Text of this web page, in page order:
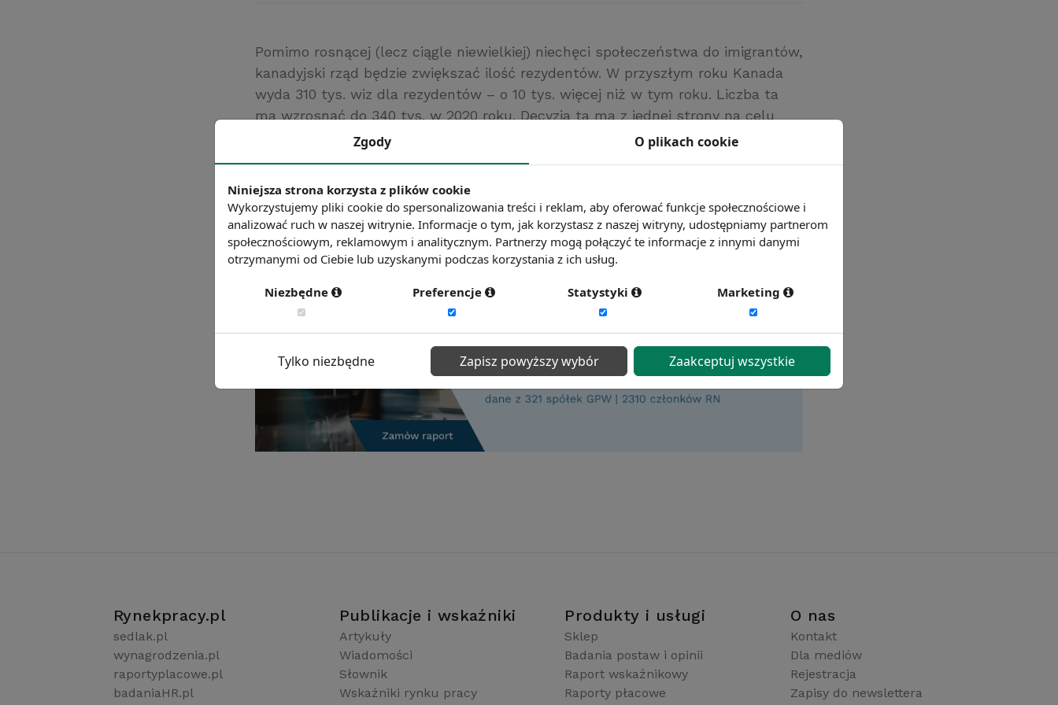
Pomimo rosnącej (lecz ciągle niewielkiej) niechęci społeczeństwa do imigrantów,
kanadyjski rząd będzie zwiększać ilość rezydentów. W przyszłym roku Kanada
wyda 310 tys. wiz dla rezydentów – o 10 tys. więcej niż w tym roku. Liczba ta
ma wzrosnąć do 340 tys. w 2020 roku. Decyzja ta ma z jednej strony na celu
zaspokojenie potrzeb rynku pracy, z drugiej zaś ma ograniczyć proceder
Chcesz wiedzieć więcej?Zobacz więcej wiadomości
Rynekpracy.pl
sedlak.pl
wynagrodzenia.pl
raportyplacowe.pl
badaniaHR.pl
Publikacje i wskaźniki
Artykuły
Wiadomości
Słownik
Wskaźniki rynku pracy
Produkty i usługi
Sklep
Badania postaw i opinii
Raport wskaźnikowy
Raporty płacowe
O nas
Kontakt
Dla mediów
Rejestracja
Zapisy do newslettera
Zgody O plikach cookie
Niniejsza strona korzysta z plików cookie
Wykorzystujemy pliki cookie do spersonalizowania treści i reklam, aby oferować funkcje społecznościowe i
analizować ruch w naszej witrynie. Informacje o tym, jak korzystasz z naszej witryny, udostępniamy partnerom
społecznościowym, reklamowym i analitycznym. Partnerzy mogą połączyć te informacje z innymi danymi
otrzymanymi od Ciebie lub uzyskanymi podczas korzystania z ich usług.
Niezbędne Preferencje Statystyki Marketing
Tylko niezbędne Zapisz powyższy wybór Zaakceptuj wszystkie